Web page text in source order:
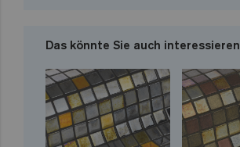
Das könnte Sie auch interessieren